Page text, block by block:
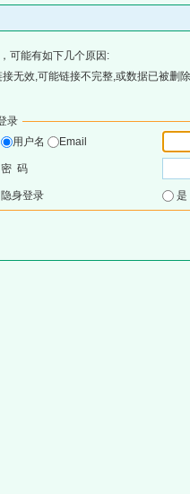
可能有如下几个原因:
无效,可能链接不完整,或数据已被删
录
用户名
Email
密 码
隐身登录